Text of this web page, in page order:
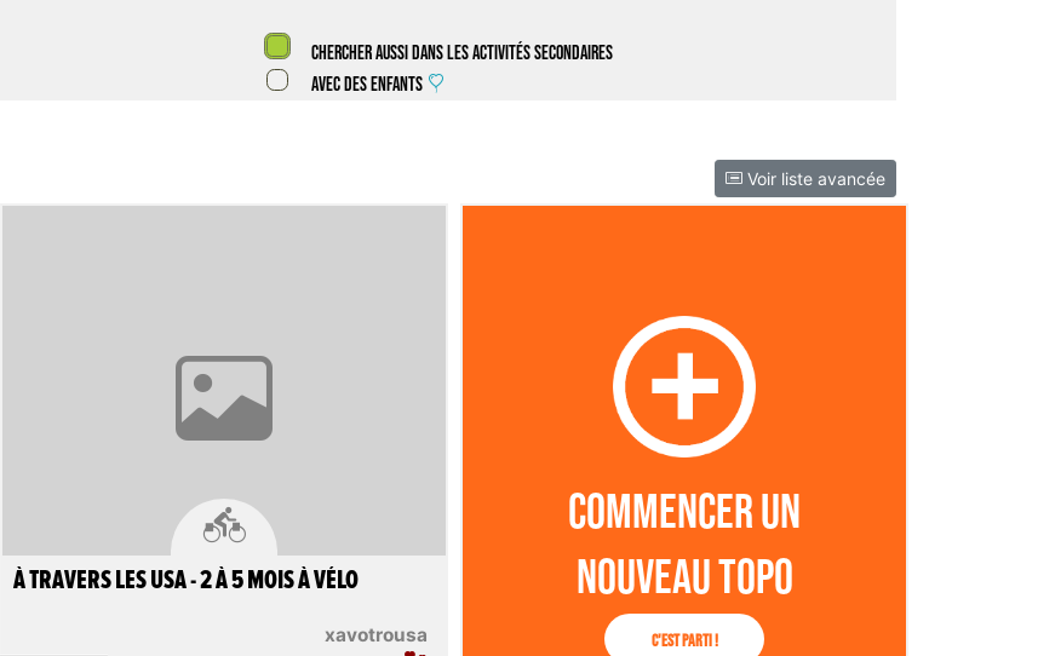
Chercher aussi dans les activités secondaires
Avec des enfants
Voir liste avancée

xavotrousa
À TRAVERS LES USA - 2 À 5 MOIS À VÉLO
Commencer un
nouveau topo
C'est parti !